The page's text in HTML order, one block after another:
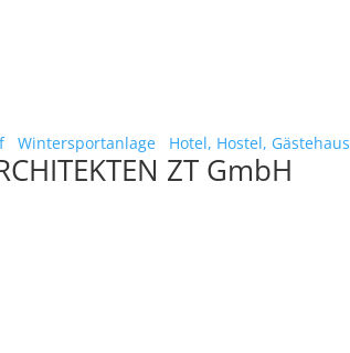
Wintersportanlage Hotel, Hostel, Gästehaus
ZT GmbH